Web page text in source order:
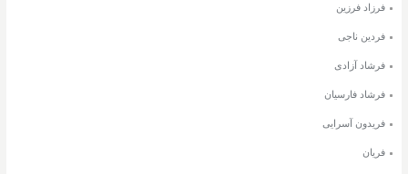
فرزاد فرزین
فردین ناجی
فرشاد آزادی
فرشاد فارسیان
فریدون آسرایی
فریان